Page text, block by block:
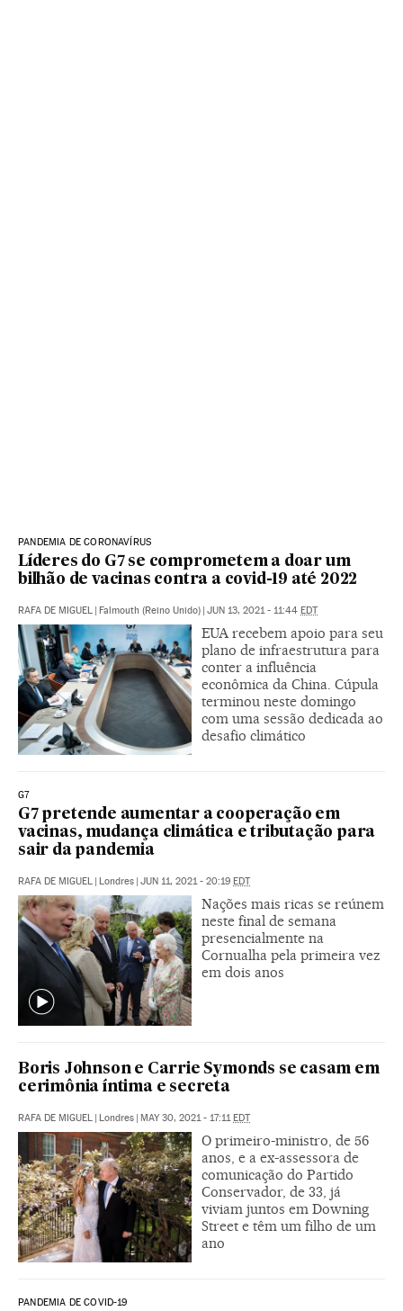
PANDEMIA DE CORONAVÍRUS
Líderes do G7 se comprometem a doar um
bilhão de vacinas contra a covid-19 até 2022
RAFA DE MIGUEL | Falmouth (Reino Unido) | JUN 13, 2021 - 11:44 EDT
EUA recebem apoio para seu
plano de infraestrutura para
conter a influência
econômica da China. Cúpula
terminou neste domingo
com uma sessão dedicada ao
desafio climático
G7
G7 pretende aumentar a cooperação em
vacinas, mudança climática e tributação para
sair da pandemia
RAFA DE MIGUEL | Londres | JUN 11, 2021 - 20:19 EDT
Nações mais ricas se reúnem
neste final de semana
presencialmente na
Cornualha pela primeira vez
em dois anos
Boris Johnson e Carrie Symonds se casam em
cerimônia íntima e secreta
RAFA DE MIGUEL | Londres | MAY 30, 2021 - 17:11EDT
O primeiro-ministro, de 56
anos, e a ex-assessora de
comunicação do Partido
Conservador, de 33, já
viviam juntos em Downing
Street e têm um filho de um
ano
PANDEMIA DE COVID-19